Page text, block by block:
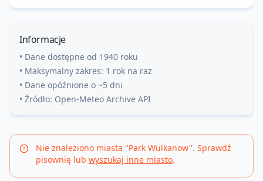
Informacje
• Dane dostępne od 1940 roku
• Maksymalny zakres: 1 rok na raz
• Dane opóźnione o ~5 dni
• Źródło: Open-Meteo Archive API
Nie znaleziono miasta "Park Wulkanow". Sprawdź
pisownię lub wyszukaj inne miasto.